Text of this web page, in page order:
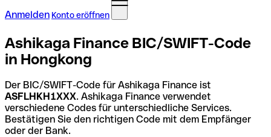
Anmelden Konto eröffnen
Ashikaga Finance BIC/SWIFT-Code
in Hongkong
Der BIC/SWIFT-Code für Ashikaga Finance ist
ASFLHKH1XXX. Ashikaga Finance verwendet
verschiedene Codes für unterschiedliche Services.
Bestätigen Sie den richtigen Code mit dem Empfänger
oder der Bank.